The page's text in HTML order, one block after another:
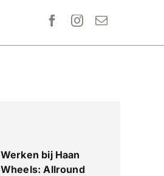
Werken bij Haan
Wheels: Allround